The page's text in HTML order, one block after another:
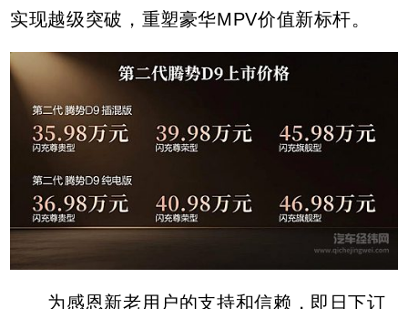
实现越级突破，重塑豪华MPV价值新标杆。
为感恩新老用户的支持和信赖，即日下订